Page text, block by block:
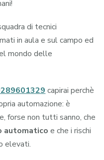
di tecnici
in aula e sul campo ed
mondo delle
capirai perchè
automazione: è
forse non tutti sanno, che
automatico e che i rischi
elevati.